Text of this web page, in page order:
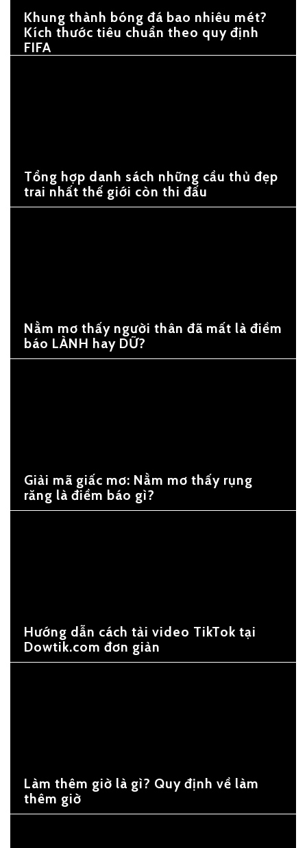
Khung thành bóng đá bao nhiêu mét?
Kích thước tiêu chuẩn theo quy định
FIFA
Tổng hợp danh sách những cầu thủ đẹp
trai nhất thế giới còn thi đấu
Nằm mơ thấy người thân đã mất là điềm
báo LÀNH hay DỮ?
Giải mã giấc mơ: Nằm mơ thấy rụng
răng là điềm báo gì?
Hướng dẫn cách tải video TikTok tại
Dowtik.com đơn giản
Làm thêm giờ là gì? Quy định về làm
thêm giờ